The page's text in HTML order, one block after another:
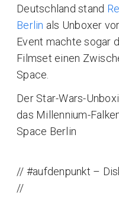
Deutschland stand
Berlin als Unboxer
Event machte sogar
Filmset einen
Space.
Der Star-Wars-
das Millennium-
Space Berlin
// #aufdenpunkt –
//